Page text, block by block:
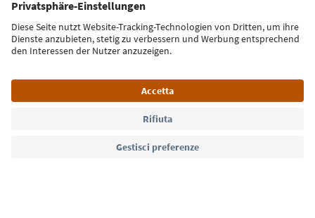
Iscriviti alla newsletter